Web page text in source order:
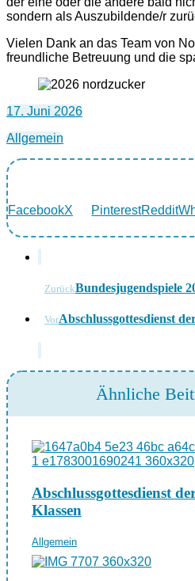
sondern als Auszubildende/r
Vielen Dank an das Team von
freundliche Betreuung und die
17. Juni 2026
Allgemein
FacebookX PinterestReddit
ZurückBundesjugendspiele
VorAbschlussgottesdienst
Ähnliche
Abschlussgottesdienst
Klassen
Allgemein